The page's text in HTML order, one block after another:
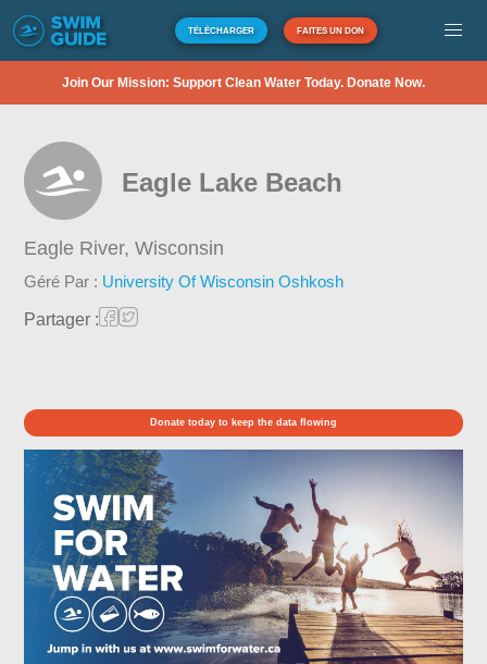
TÉLÉCHARGER FAITES UN DON
Join Our Mission: Support Clean Water Today. Donate Now.
Eagle Lake Beach
Eagle River,Wisconsin
Géré Par : University Of Wisconsin Oshkosh
Partager :
Donate today to keep the data flowing